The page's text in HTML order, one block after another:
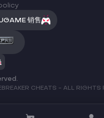
销售
CHEATS - ALL RIGHTS